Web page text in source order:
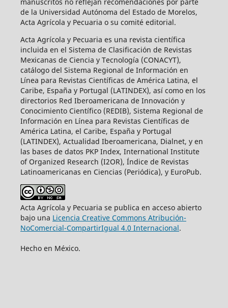
de la Universidad Autónoma del Estado de Morelos,
Acta Agrícola y Pecuaria o su comité editorial.
Acta Agrícola y Pecuaria es una revista científica
incluida en el Sistema de Clasificación de Revistas
Mexicanas de Ciencia y Tecnología (CONACYT),
catálogo del Sistema Regional de Información en
Línea para Revistas Científicas de América Latina, el
Caribe, España y Portugal (LATINDEX), así como en los
directorios Red Iberoamericana de Innovación y
Conocimiento Científico (REDIB), Sistema Regional de
Información en Línea para Revistas Científicas de
América Latina, el Caribe, España y Portugal
(LATINDEX), Actualidad Iberoamericana, Dialnet, y en
las bases de datos PKP Index, International Institute
of Organized Research (I2OR), Índice de Revistas
Latinoamericanas en Ciencias (Periódica), y EuroPub.
Acta Agrícola y Pecuaria se publica en acceso abierto
bajo una Licencia Creative Commons Atribución-
NoComercial-CompartirIgual 4.0 Internacional.
Hecho en México.